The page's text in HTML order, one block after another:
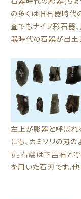
の多くは旧石器時代
査でもナイフ形石器
器時代の石器が出土
左上が彫器と呼ばれ
にも、カミソリの刃
す。右端は下呂石と
を用いた石刃です。